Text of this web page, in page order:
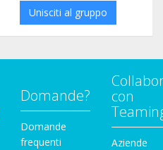
Unisciti al gruppo
Domande?
Domande
frequenti
con
Aziende